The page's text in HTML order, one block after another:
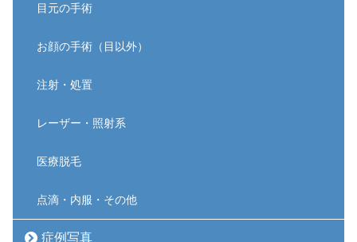
目元の手術
お顔の手術（目以外）
注射・処置
レーザー・照射系
医療脱毛
点滴・内服・その他
症例写真